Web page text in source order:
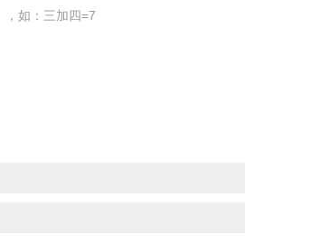
，如：三加四=7